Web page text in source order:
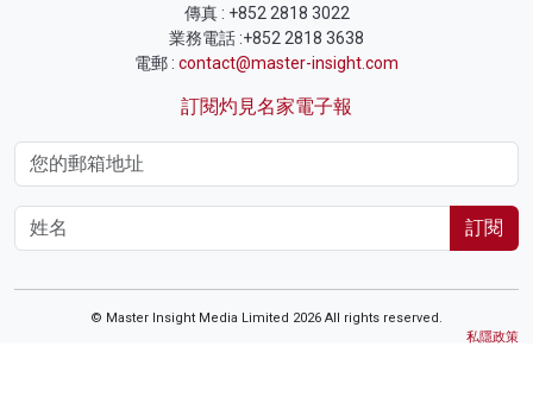
傳真 : +852 2818 3022
業務電話 :+852 2818 3638
電郵 : contact@master-insight.com
訂閱灼見名家電子報
訂閱
© Master Insight Media Limited 2026 All rights reserved.
私隱政策